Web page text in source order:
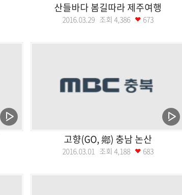
산들바다 봄길따라 제주여행
2016.03.29 조회 4,386 673
고향(GO, 鄕) 충남 논산
2016.03.01 조회 4,188 683